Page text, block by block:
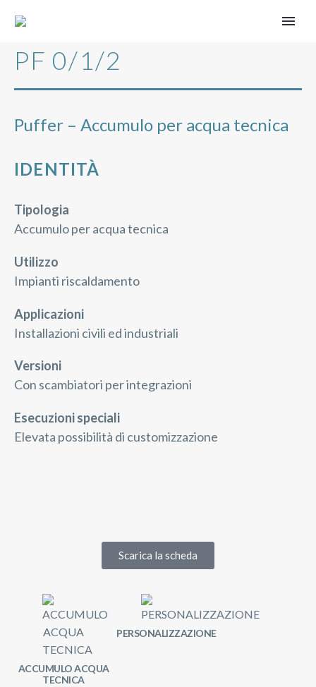
PF 0/1/2
Puffer – Accumulo per acqua tecnica
IDENTITÀ
Tipologia
Accumulo per acqua tecnica
Utilizzo
Impianti riscaldamento
Applicazioni
Installazioni civili ed industriali
Versioni
Con scambiatori per integrazioni
Esecuzioni speciali
Elevata possibilità di customizzazione
Scarica la scheda
ACCUMULO ACQUA
TECNICA
PERSONALIZZAZIONE